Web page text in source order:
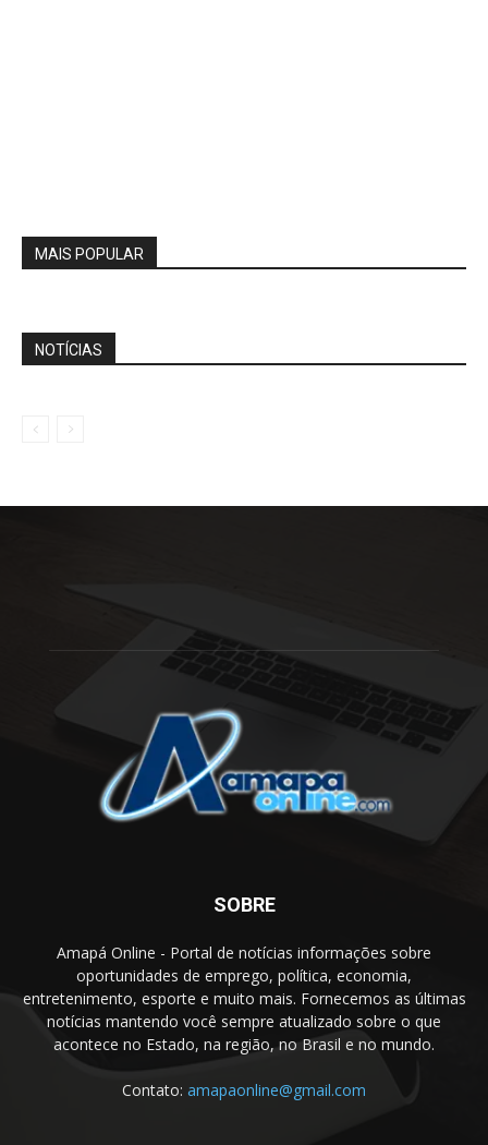
MAIS POPULAR
NOTÍCIAS
SOBRE
Amapá Online - Portal de notícias informações sobre
oportunidades de emprego, política, economia,
entretenimento, esporte e muito mais. Fornecemos as últimas
notícias mantendo você sempre atualizado sobre o que
acontece no Estado, na região, no Brasil e no mundo.
Contato: amapaonline@gmail.com